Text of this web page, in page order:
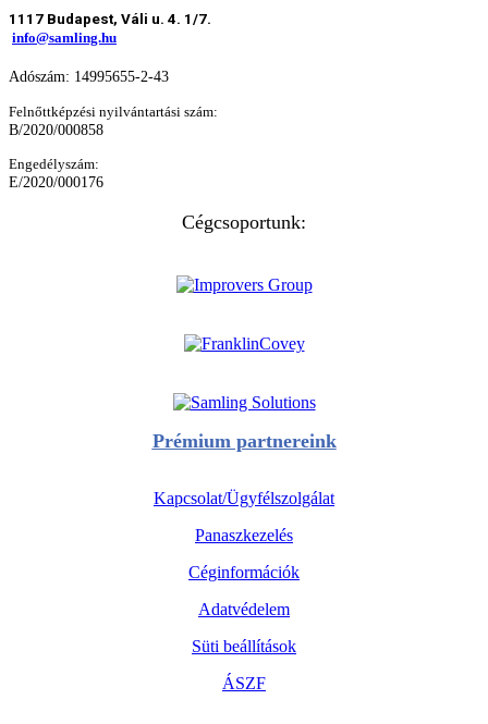
1117 Budapest, Váli u. 4. 1/7.
info@samling.hu
Adószám: 14995655-2-43
Felnőttképzési nyilvántartási szám:
B/2020/000858
Engedélyszám:
E/2020/000176
Cégcsoportunk:
Prémium partnereink
Kapcsolat/Ügyfélszolgálat
Panaszkezelés
Céginformációk
Adatvédelem
Süti beállítások
ÁSZF